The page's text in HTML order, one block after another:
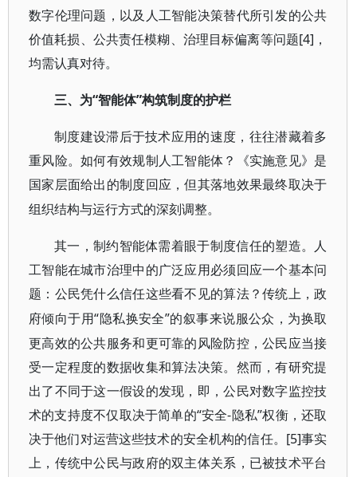
数字伦理问题，以及人工智能决策替代所引发的公共
价值耗损、公共责任模糊、治理目标偏离等问题[4]，
均需认真对待。
三、为“智能体”构筑制度的护栏
制度建设滞后于技术应用的速度，往往潜藏着多
重风险。如何有效规制人工智能体？《实施意见》是
国家层面给出的制度回应，但其落地效果最终取决于
组织结构与运行方式的深刻调整。
其一，制约智能体需着眼于制度信任的塑造。人
工智能在城市治理中的广泛应用必须回应一个基本问
题：公民凭什么信任这些看不见的算法？传统上，政
府倾向于用“隐私换安全”的叙事来说服公众，为换取
更高效的公共服务和更可靠的风险防控，公民应当接
受一定程度的数据收集和算法决策。然而，有研究提
出了不同于这一假设的发现，即，公民对数字监控技
术的支持度不仅取决于简单的“安全-隐私”权衡，还取
决于他们对运营这些技术的安全机构的信任。[5]事实
上，传统中公民与政府的双主体关系，已被技术平台